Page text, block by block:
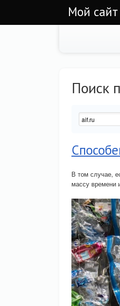
Мой сайт
Поиск
В том случае,
массу времени